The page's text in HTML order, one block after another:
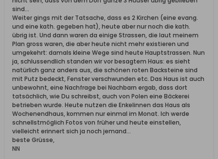
sind...
Weiter gings mit der Tatsache, dass es 2 Kirchen (eine evang.
und eine kath. gegeben hat), heute aber nur noch die kath.
übrig ist. Und dann waren da einige Strassen, die laut meinem
Plan gross waren, die aber heute nicht mehr existieren und
umgekehrt: damals kleine Wege sind heute Hauptstrassen. Nun
ja, schlussendlich standen wir vor besagtem Haus: es sieht
natürlich ganz anders aus, die schönen roten Backsteine sind
mit Putz bedeckt, Fenster verschwunden etc. Das Haus ist auch
unbewohnt, eine Nachfrage bei Nachbarn ergab, dass dort
tatsächlich, wie Du schreibst, auch von Polen eine Bäckerei
betrieben wurde. Heute nutzen die Enkelinnen das Haus als
Wochenendhaus, kommen nur einmal im Monat. Ich werde
schnellstmöglich Fotos von früher und heute einstellen,
vielleicht erinnert sich ja noch jemand...
beste Grüsse,
NN